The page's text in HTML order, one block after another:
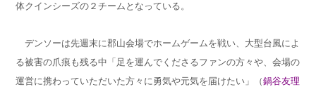
体クインシーズの２チームとなっている。
デンソーは先週末に郡山会場でホームゲームを戦い、大型台風によ
る被害の爪痕も残る中「足を運んでくださるファンの方々や、会場の
運営に携わっていただいた方々に勇気や元気を届けたい」（鍋谷友理